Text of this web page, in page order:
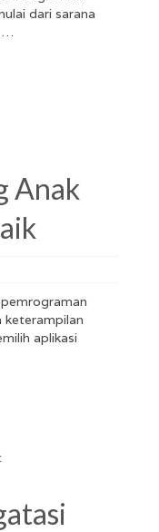
dari sarana
…
Anak
keterampilan
aplikasi